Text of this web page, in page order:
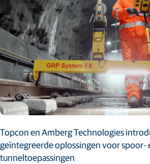
Topcon en Amberg Technologies
geïntegreerde oplossingen voor spoor-
tunneltoepassingen